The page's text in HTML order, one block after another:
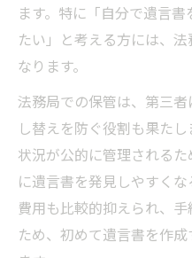
ます。特に「自分で遺言
たい」と考える方には、
なります。
法務局での保管は、第三
し替えを防ぐ役割も果た
状況が公的に管理される
に遺言書を発見しやすくな
費用も比較的抑えられ、
ため、初めて遺言書を作